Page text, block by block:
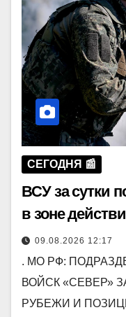
СЕГОДНЯ 📰
ВСУ за сутки
в зоне
09.08.2026 12:17
. МО РФ:
ВОЙСК «СЕВЕР»
РУБЕЖИ И